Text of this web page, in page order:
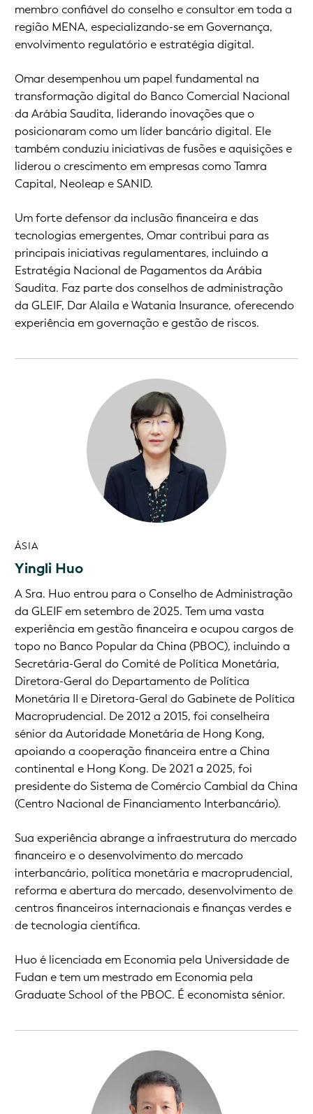
membro confiável do conselho e consultor em toda a
região MENA, especializando-se em Governança,
envolvimento regulatório e estratégia digital.
Omar desempenhou um papel fundamental na
transformação digital do Banco Comercial Nacional
da Arábia Saudita, liderando inovações que o
posicionaram como um líder bancário digital. Ele
também conduziu iniciativas de fusões e aquisições e
liderou o crescimento em empresas como Tamra
Capital, Neoleap e SANID.
Um forte defensor da inclusão financeira e das
tecnologias emergentes, Omar contribui para as
principais iniciativas regulamentares, incluindo a
Estratégia Nacional de Pagamentos da Arábia
Saudita. Faz parte dos conselhos de administração
da GLEIF, Dar Alaila e Watania Insurance, oferecendo
experiência em governação e gestão de riscos.
ÁSIA
Yingli Huo
A Sra. Huo entrou para o Conselho de Administração
da GLEIF em setembro de 2025. Tem uma vasta
experiência em gestão financeira e ocupou cargos de
topo no Banco Popular da China (PBOC), incluindo a
Secretária-Geral do Comité de Política Monetária,
Diretora-Geral do Departamento de Política
Monetária II e Diretora-Geral do Gabinete de Política
Macroprudencial. De 2012 a 2015, foi conselheira
sénior da Autoridade Monetária de Hong Kong,
apoiando a cooperação financeira entre a China
continental e Hong Kong. De 2021 a 2025, foi
presidente do Sistema de Comércio Cambial da China
(Centro Nacional de Financiamento Interbancário).
Sua experiência abrange a infraestrutura do mercado
financeiro e o desenvolvimento do mercado
interbancário, política monetária e macroprudencial,
reforma e abertura do mercado, desenvolvimento de
centros financeiros internacionais e finanças verdes e
de tecnologia científica.
Huo é licenciada em Economia pela Universidade de
Fudan e tem um mestrado em Economia pela
Graduate School of the PBOC. É economista sénior.